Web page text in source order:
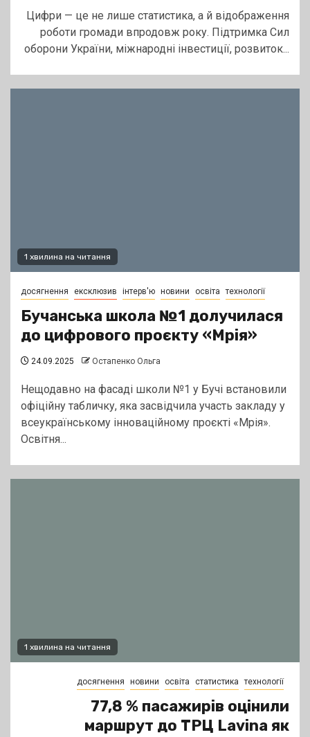
Цифри — це не лише статистика, а й відображення
роботи громади впродовж року. Підтримка Сил
оборони України, міжнародні інвестиції, розвиток...
1 хвилина на читання
досягнення ексклюзив інтерв'ю новини освіта технології
Бучанська школа №1 долучилася
до цифрового проєкту «Мрія»
24.09.2025 Остапенко Ольга
Нещодавно на фасаді школи №1 у Бучі встановили
офіційну табличку, яка засвідчила участь закладу у
всеукраїнському інноваційному проєкті «Мрія».
Освітня...
1 хвилина на читання
досягнення новини освіта статистика технології
77,8 % пасажирів оцінили
маршрут до ТРЦ Lavina як